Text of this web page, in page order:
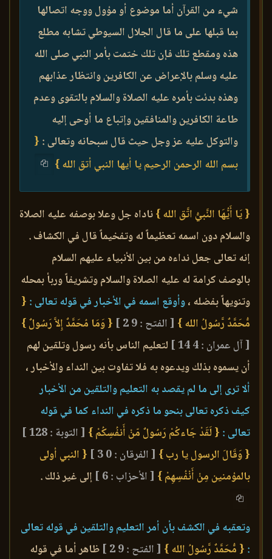
شيء من القرآن أما موضوع أو مؤول ووجه اتصالها
بما قبلها على ما قال الجلال السيوطي تشابه مطلع
هذه ومقطع تلك فإن تلك ختمت بأمر النبي صلى الله
عليه وسلم بالإعراض عن الكافرين وانتظار عذابهم
وهذه بدئت بأمره عليه الصلاة والسلام بالتقوى وعدم
طاعة الكافرين والمنافقين وإتباع ما أوحى إليه
والتوكل عليه عز وجل حيث قال سبحانه وتعالى : {
بسم الله الرحمن الرحيم يا أيها النبي أتق الله }
{ يَا أَيُّهَا النَّبيُّ اتَّق الله }ناداه جل وعلا بوصفه عليه الصلاة
والسلام دون اسمه تعظيماً له وتفخيماً قال في الكشاف .
إنه تعالى جعل نداءه من بين الأنبياء عليهم السلام
بالوصف كرامة له عليه الصلاة والسلام وتشريفاً وربأ بمحله
وتنويهاً بفضله ،وأوقع اسمه في الأخبار في قوله تعالى : {
مُّحَمَّدٌ رَّسُولُ الله } [ الفتح : 9 2 ]
{ وَمَا مُحَمَّدٌ إِلاَّ رَسُولٌ }
[ آل عمران : 4 14 ]
لتعليم الناس بأنه رسول وتلقين لهم
أن يسموه بذلك ويدعوه به فلا تفاوت بين النداء والأخبار ،
ألا ترى إلى ما لم يقصد به التعليم والتلقين من الأخبار
كيف ذكره تعالى بنحو ما ذكره في النداء كما في قوله
تعالى : { لَقَدْ جَاءكُمْ رَسُولٌ مّنْ أَنفُسِكُمْ } [ التوبة : 128 ]
{ وَقَالَ الرسول يا رب } [ الفرقان : 0 3 ]
{ النبي أولى
بالمؤمنين مِنْ أَنْفُسِهِمْ } [ الأحزاب : 6 ] إلى غير ذلك .
وتعقبه في الكشف بأن أمر التعليم والتلقين في قوله تعالى
: { مُّحَمَّدٌ رَّسُولُ الله } [ الفتح : 9 2 ] ظاهر أما في قوله